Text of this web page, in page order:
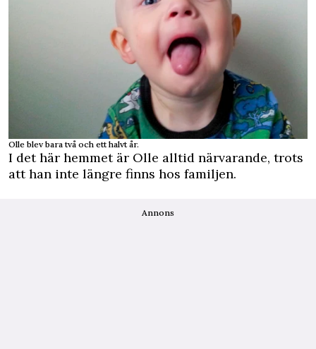
Olle blev bara två och ett halvt år.
I det här hemmet är Olle alltid närvarande, trots
att han inte längre finns hos familjen.
Annons